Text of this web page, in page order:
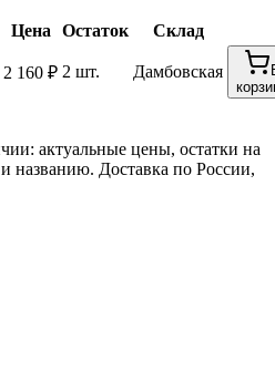
Цена Остаток
Склад
2 160 ₽ 2 шт. Дамбовская
актуальные цены, остатки на
названию. Доставка по России,